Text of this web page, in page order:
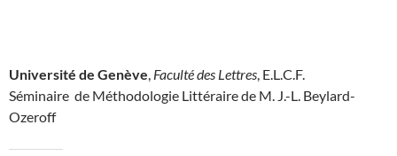
Université de Genève, Faculté des Lettres, E.L.C.F.
Séminaire de Méthodologie Littéraire de M. J.-L. Beylard-
Ozeroff